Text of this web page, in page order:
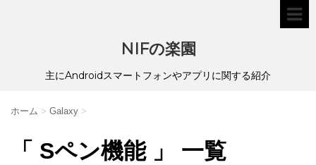
NIFの楽園
主にAndroidスマートフォンやアプリに関する紹介
ホーム > Galaxy >
「 Sペン機能 」 一覧